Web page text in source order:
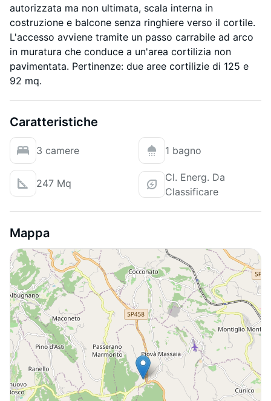
autorizzata ma non ultimata, scala interna in
costruzione e balcone senza ringhiere verso il cortile.
L'accesso avviene tramite un passo carrabile ad arco
in muratura che conduce a un'area cortilizia non
pavimentata. Pertinenze: due aree cortilizie di 125 e
92 mq.
Caratteristiche
3 camere 1 bagno
247 Mq
Cl. Energ. Da
Classificare
Mappa